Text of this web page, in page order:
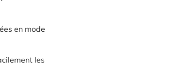
en mode
les